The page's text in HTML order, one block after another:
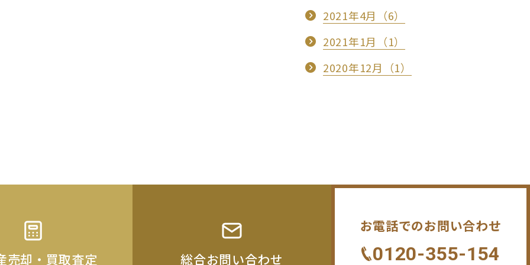
2021年4月（6）
2021年1月（1）
2020年12月（1）
売却・買取査定 総合お問い合わせ
お電話でのお問い合わせ
0120-355-154